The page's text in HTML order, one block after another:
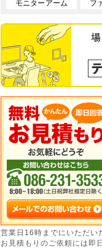
モニターアーム フ
営業日16時までにいただい
お見積もりのご依頼には即日